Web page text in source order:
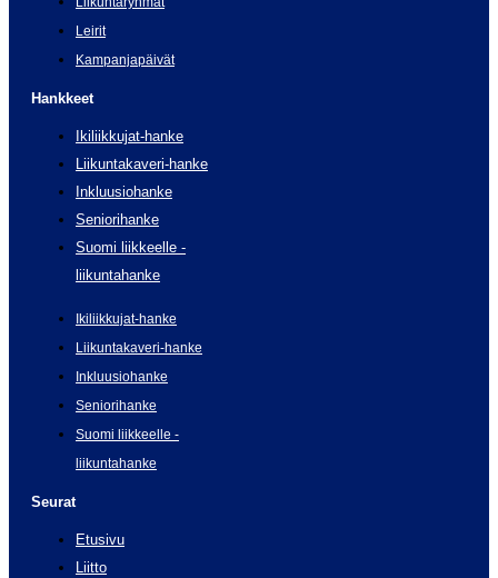
Leirit
Kampanjapäivät
Hankkeet
Ikiliikkujat-hanke
Liikuntakaveri-hanke
Inkluusiohanke
Seniorihanke
Suomi liikkeelle -
liikuntahanke
Ikiliikkujat-hanke
Liikuntakaveri-hanke
Inkluusiohanke
Seniorihanke
Suomi liikkeelle -
liikuntahanke
Seurat
Etusivu
Liitto